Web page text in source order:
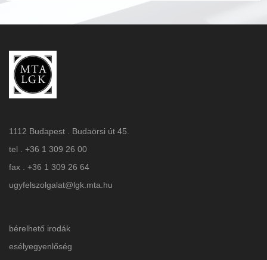
1112 Budapest . Budaörsi út 45.
tel . +36 1 309 26 00
fax . +36 1 309 26 64
ugyfelszolgalat@lgk.mta.hu
bérelhető irodák
esélyegyenlőség